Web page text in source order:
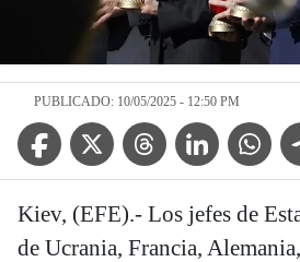
PUBLICADO: 10/05/2025 - 12:50 PM
Facebook IconTwitter IconThreads IconLinkedin Icon
WhatsApp
Kiev, (EFE).- Los jefes de
de Ucrania, Francia,